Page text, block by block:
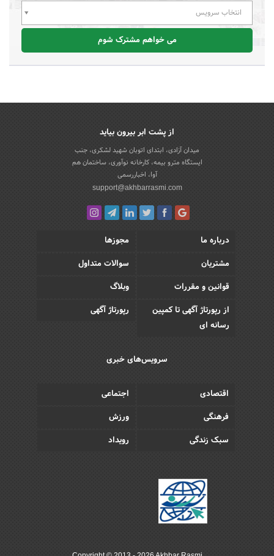
انتخاب سرویس
می خواهم مشترک شوم
از پشت ابر بیرون بیاید
میدان آزادی، ابتدای اتوبان شهید لشکری، جنب
ایستگاه مترو بیمه، کارخانه نوآوری، ساختمان هم
آوا، اخباررسمی
support@akhbarrasmi.com
درباره ما
مجوزها
مشتریان
سوالات متداول
قوانین و مقررات
وبلاگ
از رپورتاژ آگهی تا کمپین
رسانه ای
رپورتاژ آگهی
سرویس‌های خبری
اقتصادی
اجتماعی
فرهنگی
ورزش
سبک زندگی
رویداد